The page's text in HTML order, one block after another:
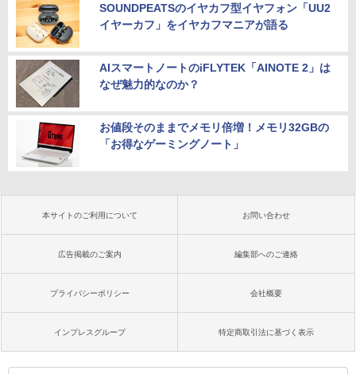
SOUNDPEATSのイヤカフ型イヤフォン「UU2
イヤーカフ」をイヤカフマニアが語る
AIスマートノートのiFLYTEK「AINOTE 2」は
なぜ魅力的なのか？
お値段そのままでメモリ倍増！メモリ32GBの
「お得なゲーミングノート」
本サイトのご利用について お問い合わせ
広告掲載のご案内 編集部へのご連絡
プライバシーポリシー 会社概要
インプレスグループ 特定商取引法に基づく表示